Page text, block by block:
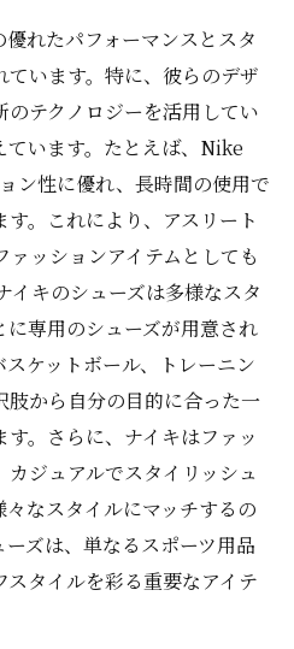
れたパフォーマンスとスタ
います。特に、彼らのデザ
テクノロジーを活用してい
ています。たとえば、Nike
ン性に優れ、長時間の使用で
。これにより、アスリート
ッションアイテムとしても
イキのシューズは多様なスタ
専用のシューズが用意され
ケットボール、トレーニン
肢から自分の目的に合った一
。さらに、ナイキはファッ
ジュアルでスタイリッシュ
なスタイルにマッチするの
ズは、単なるスポーツ用品
タイルを彩る重要なアイテ